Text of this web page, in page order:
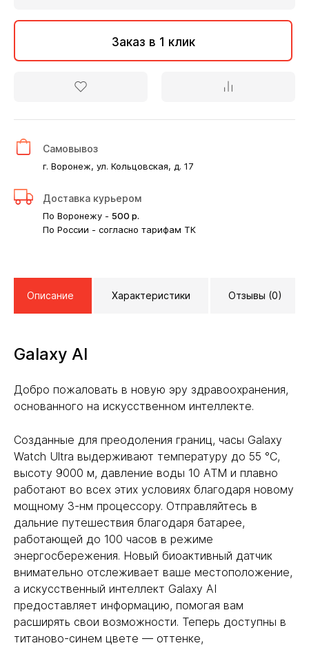
Заказ в 1 клик
Самовывоз
г. Воронеж, ул. Кольцовская, д. 17
Доставка курьером
По Воронежу - 500 р.
По России - согласно тарифам ТК
Описание Характеристики Отзывы (0)
Galaxy AI
Добро пожаловать в новую эру здравоохранения,
основанного на искусственном интеллекте.
Созданные для преодоления границ, часы Galaxy
Watch Ultra выдерживают температуру до 55 °C,
высоту 9000 м, давление воды 10 ATM и плавно
работают во всех этих условиях благодаря новому
мощному 3-нм процессору. Отправляйтесь в
дальние путешествия благодаря батарее,
работающей до 100 часов в режиме
энергосбережения. Новый биоактивный датчик
внимательно отслеживает ваше местоположение,
а искусственный интеллект Galaxy AI
предоставляет информацию, помогая вам
расширять свои возможности. Теперь доступны в
титаново-синем цвете — оттенке,